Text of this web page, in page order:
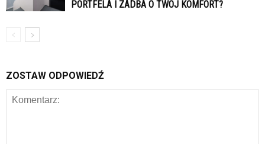
PORTFELA I ZADBA O TWÓJ KOMFORT?
ZOSTAW ODPOWIEDŹ